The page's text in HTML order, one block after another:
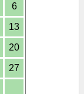
6
13
20
27